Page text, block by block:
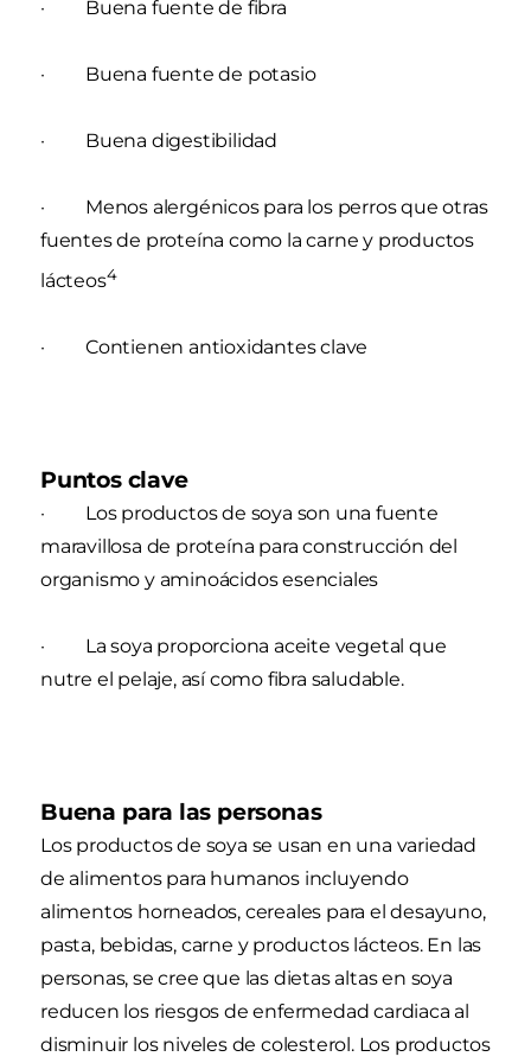
· Buena fuente de fibra
· Buena fuente de potasio
· Buena digestibilidad
· Menos alergénicos para los perros que otras
fuentes de proteína como la carne y productos
lácteos4
· Contienen antioxidantes clave
Puntos clave
· Los productos de soya son una fuente
maravillosa de proteína para construcción del
organismo y aminoácidos esenciales
· La soya proporciona aceite vegetal que
nutre el pelaje, así como fibra saludable.
Buena para las personas
Los productos de soya se usan en una variedad
de alimentos para humanos incluyendo
alimentos horneados, cereales para el desayuno,
pasta, bebidas, carne y productos lácteos. En las
personas, se cree que las dietas altas en soya
reducen los riesgos de enfermedad cardiaca al
disminuir los niveles de colesterol. Los productos